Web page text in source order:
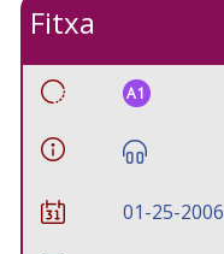
Fitxa
A1
01-25-2006